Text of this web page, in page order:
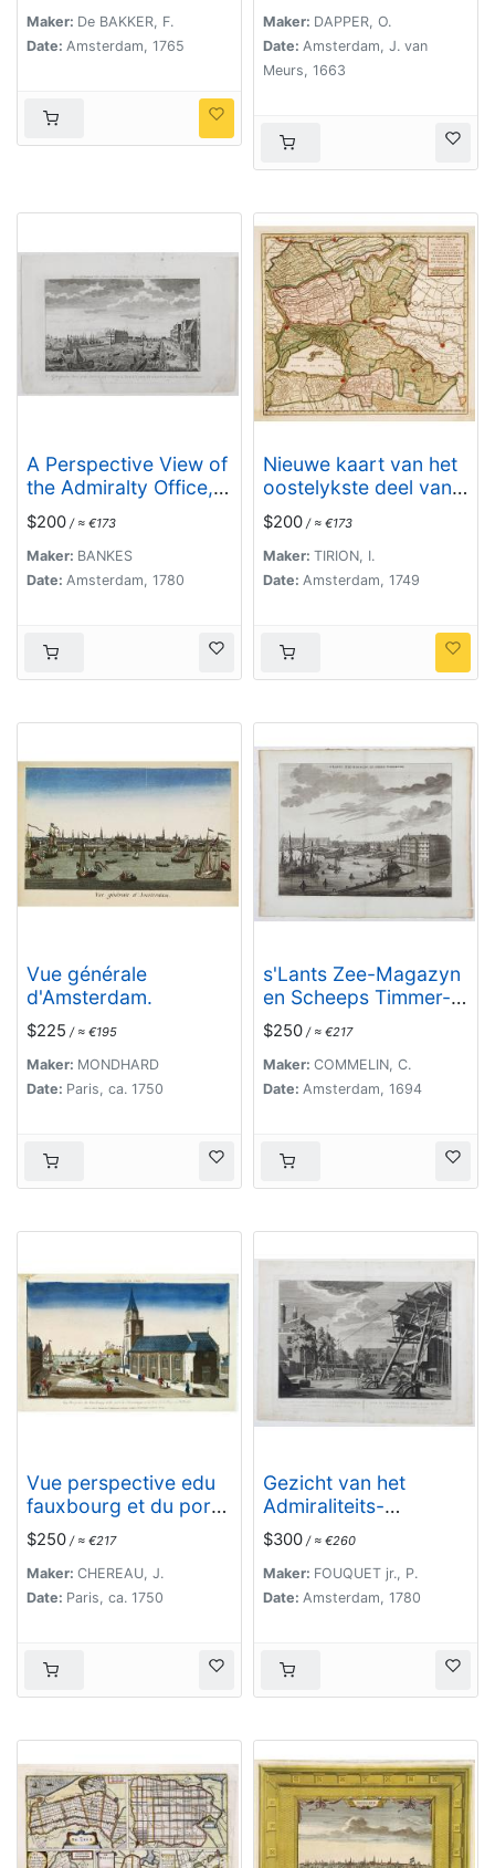
Maker: De BAKKER, F.
Date: Amsterdam, 1765
Maker: DAPPER, O.
Date: Amsterdam, J. van
Meurs, 1663
A Perspective View of
the Admiralty Office,
Dock-Yard,
Storehouses &c. at
Amsterdam.
$200 / ≈ €173
Maker: BANKES
Date: Amsterdam, 1780
Nieuwe kaart van het
oostelykste deel van
Holland. . .
$200 / ≈ €173
Maker: TIRION, I.
Date: Amsterdam, 1749
Vue générale
d'Amsterdam.
$225 / ≈ €195
Maker: MONDHARD
Date: Paris, ca. 1750
s'Lants Zee-Magazyn
en Scheeps Timmer-
werf.
$250 / ≈ €217
Maker: COMMELIN, C.
Date: Amsterdam, 1694
Vue perspective edu
fauxbourg et du port
de Scheveningue a
une lieue de la Haye,
en Hollande.
$250 / ≈ €217
Maker: CHEREAU, J.
Date: Paris, ca. 1750
Gezicht van het
Admiraliteits-
Magazyn en Scheeps
Timmerwerf.
$300 / ≈ €260
Maker: FOUQUET jr., P.
Date: Amsterdam, 1780